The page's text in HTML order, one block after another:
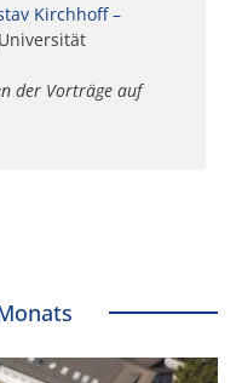
Kirchhoff –
der Vorträge auf